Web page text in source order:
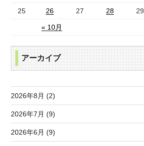
« 10月
25 26 27 28 29
アーカイブ
2026年8月 (2)
2026年7月 (9)
2026年6月 (9)